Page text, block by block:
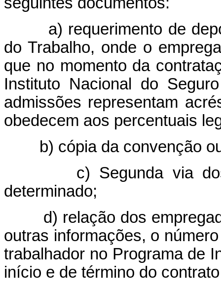
a) requerimento de
do Trabalho, onde o
que no momento da
Instituto Nacional do
admissões representam
obedecem aos percentuais
b) cópia da convenção ou
c) Segunda via dos
determinado;
d) relação dos
outras informações, o
trabalhador no Programa de
início e de término do